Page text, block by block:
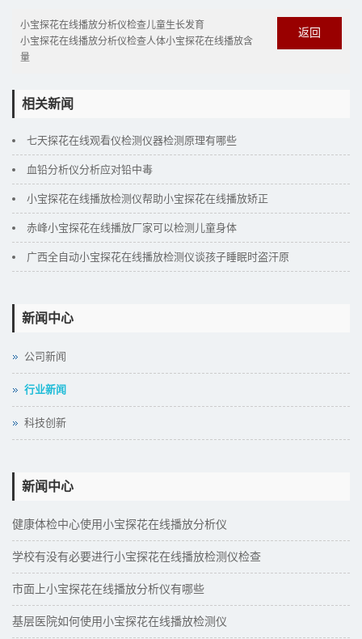
小宝探花在线播放分析仪检查儿童生长发育
小宝探花在线播放分析仪检查人体小宝探花在线播放含
量
返回
相关新闻
七天探花在线观看仪检测仪器检测原理有哪些
血铅分析仪分析应对铅中毒
小宝探花在线播放检测仪帮助小宝探花在线播放矫正
赤峰小宝探花在线播放厂家可以检测儿童身体
广西全自动小宝探花在线播放检测仪谈孩子睡眠时盗汗原
新闻中心
公司新闻
行业新闻
科技创新
新闻中心
健康体检中心使用小宝探花在线播放分析仪
学校有没有必要进行小宝探花在线播放检测仪检查
市面上小宝探花在线播放分析仪有哪些
基层医院如何使用小宝探花在线播放检测仪